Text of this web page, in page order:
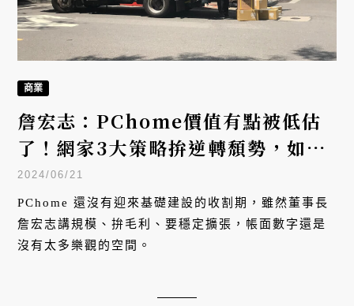
商業
詹宏志：PChome價值有點被低估
了！網家3大策略拚逆轉頹勢，如何
應戰momo、酷澎強敵？
2024/06/21
PChome 還沒有迎來基礎建設的收割期，雖然董事長
詹宏志講規模、拚毛利、要穩定擴張，帳面數字還是
沒有太多樂觀的空間。